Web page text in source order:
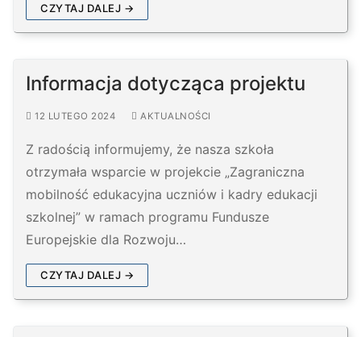
CZYTAJ DALEJ →
Informacja dotycząca projektu
12 LUTEGO 2024 AKTUALNOŚCI
Z radością informujemy, że nasza szkoła
otrzymała wsparcie w projekcie „Zagraniczna
mobilność edukacyjna uczniów i kadry edukacji
szkolnej” w ramach programu Fundusze
Europejskie dla Rozwoju…
CZYTAJ DALEJ →